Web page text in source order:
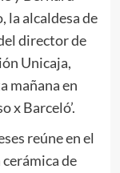
la alcaldesa de
director de
Unicaja,
mañana en
x Barceló’.
reúne en el
de